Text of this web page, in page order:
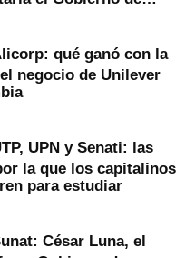
qué ganó con la
negocio de Unilever
UPN y Senati: las
la que los capitalinos
para estudiar
César Luna, el